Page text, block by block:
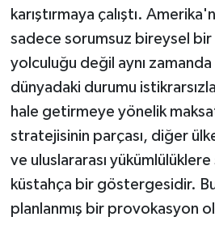
karıştırmaya çalıştı.
sadece sorumsuz bireysel bir
yolculuğu değil aynı
dünyadaki durumu
hale getirmeye yönelik
stratejisinin parçası, diğer
ve uluslararası yükümlülüklere
küstahça bir göstergesidir.
planlanmış bir provokasyon